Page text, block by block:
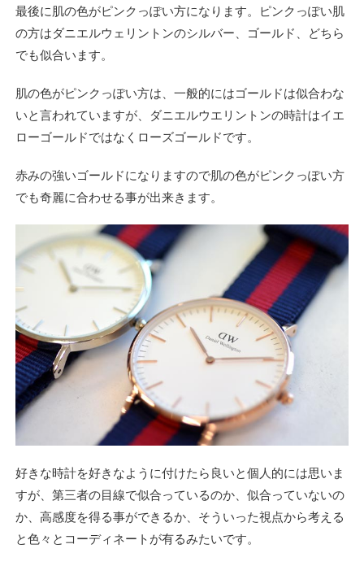
最後に肌の色がピンクっぽい方になります。ピンクっぽい肌
の方はダニエルウェリントンのシルバー、ゴールド、どちら
でも似合います。
肌の色がピンクっぽい方は、一般的にはゴールドは似合わな
いと言われていますが、ダニエルウエリントンの時計はイエ
ローゴールドではなくローズゴールドです。
赤みの強いゴールドになりますので肌の色がピンクっぽい方
でも奇麗に合わせる事が出来きます。
好きな時計を好きなように付けたら良いと個人的には思いま
すが、第三者の目線で似合っているのか、似合っていないの
か、高感度を得る事ができるか、そういった視点から考える
と色々とコーディネートが有るみたいです。